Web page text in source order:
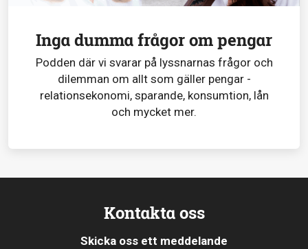
Inga dumma frågor om pengar
Podden där vi svarar på lyssnarnas frågor och
dilemman om allt som gäller pengar -
relationsekonomi, sparande, konsumtion, lån
och mycket mer.
Kontakta oss
Skicka oss ett meddelande